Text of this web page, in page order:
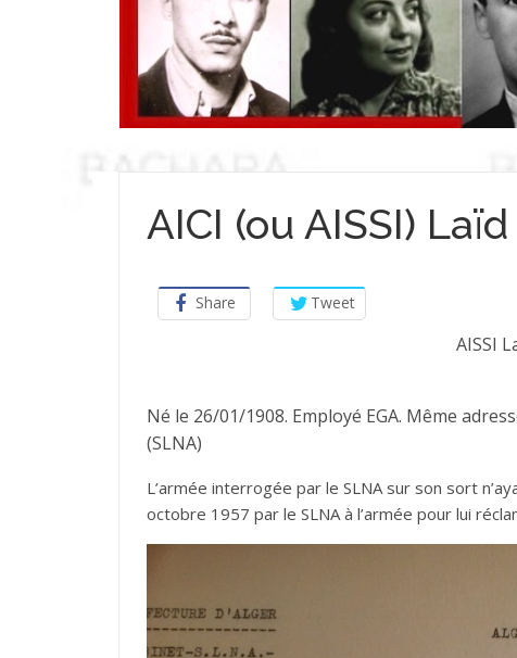
AICI (ou AISSI) Laïd
Share Tweet
AISSI
Né le 26/01/1908. Employé EGA. Même
(SLNA)
L’armée interrogée par le SLNA sur son sort
octobre 1957 par le SLNA à l’armée pour lui